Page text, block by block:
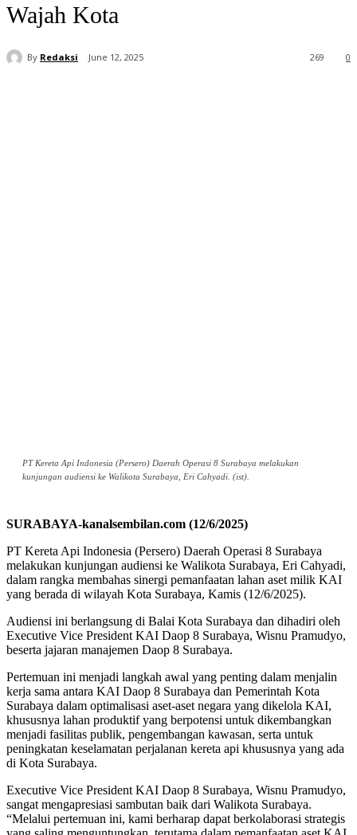
Wajah Kota
By Redaksi June 12, 2025 0
269
PT Kereta Api Indonesia (Persero) Daerah Operasi 8 Surabaya melakukan
kunjungan audiensi ke Walikota Surabaya, Eri Cahyadi. (ist).
SURABAYA-kanalsembilan.com (12/6/2025)
PT Kereta Api Indonesia (Persero) Daerah Operasi 8 Surabaya
melakukan kunjungan audiensi ke Walikota Surabaya, Eri Cahyadi,
dalam rangka membahas sinergi pemanfaatan lahan aset milik KAI
yang berada di wilayah Kota Surabaya, Kamis (12/6/2025).
Audiensi ini berlangsung di Balai Kota Surabaya dan dihadiri oleh
Executive Vice President KAI Daop 8 Surabaya, Wisnu Pramudyo,
beserta jajaran manajemen Daop 8 Surabaya.
Pertemuan ini menjadi langkah awal yang penting dalam menjalin
kerja sama antara KAI Daop 8 Surabaya dan Pemerintah Kota
Surabaya dalam optimalisasi aset-aset negara yang dikelola KAI,
khususnya lahan produktif yang berpotensi untuk dikembangkan
menjadi fasilitas publik, pengembangan kawasan, serta untuk
peningkatan keselamatan perjalanan kereta api khususnya yang ada
di Kota Surabaya.
Executive Vice President KAI Daop 8 Surabaya, Wisnu Pramudyo,
sangat mengapresiasi sambutan baik dari Walikota Surabaya.
“Melalui pertemuan ini, kami berharap dapat berkolaborasi strategis